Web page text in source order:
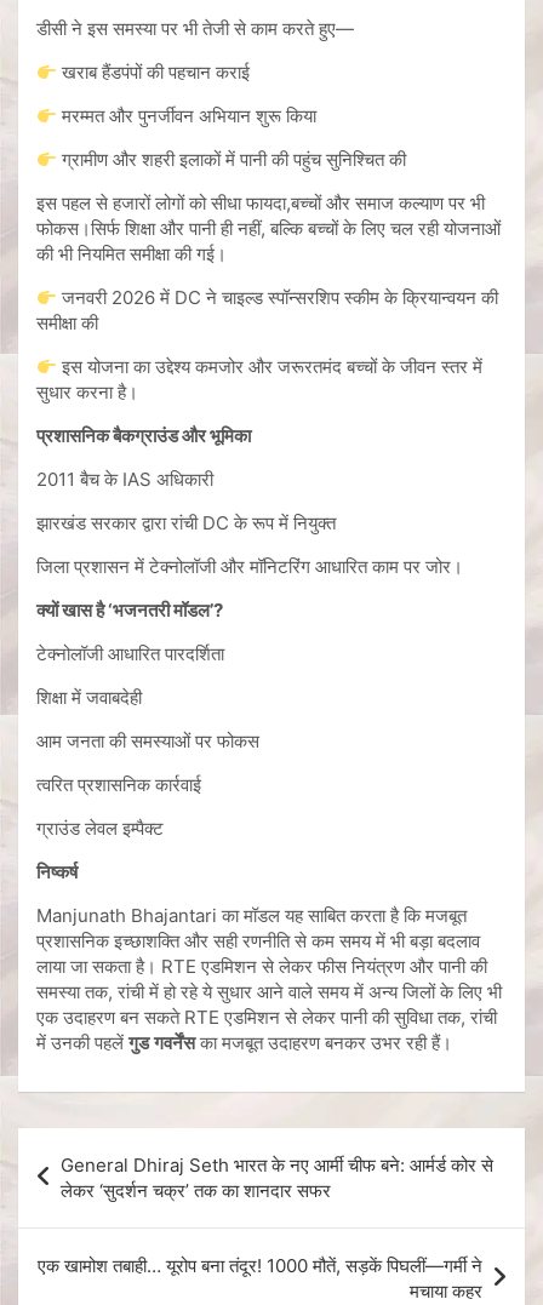
डीसी ने इस समस्या पर भी तेजी से काम करते हुए—
खराब हैंडपंपों की पहचान कराई
मरम्मत और पुनर्जीवन अभियान शुरू किया
ग्रामीण और शहरी इलाकों में पानी की पहुंच सुनिश्चित की
इस पहल से हजारों लोगों को सीधा फायदा,बच्चों और समाज कल्याण पर भी
फोकस।सिर्फ शिक्षा और पानी ही नहीं, बल्कि बच्चों के लिए चल रही योजनाओं
की भी नियमित समीक्षा की गई।
जनवरी 2026 में DC ने चाइल्ड स्पॉन्सरशिप स्कीम के क्रियान्वयन की
समीक्षा की
इस योजना का उद्देश्य कमजोर और जरूरतमंद बच्चों के जीवन स्तर में
सुधार करना है।
प्रशासनिक बैकग्राउंड और भूमिका
2011 बैच के IAS अधिकारी
झारखंड सरकार द्वारा रांची DC के रूप में नियुक्त
जिला प्रशासन में टेक्नोलॉजी और मॉनिटरिंग आधारित काम पर जोर।
क्यों खास है ‘भजनतरी मॉडल’?
टेक्नोलॉजी आधारित पारदर्शिता
शिक्षा में जवाबदेही
आम जनता की समस्याओं पर फोकस
त्वरित प्रशासनिक कार्रवाई
ग्राउंड लेवल इम्पैक्ट
निष्कर्ष
Manjunath Bhajantari का मॉडल यह साबित करता है कि मजबूत
प्रशासनिक इच्छाशक्ति और सही रणनीति से कम समय में भी बड़ा बदलाव
लाया जा सकता है। RTE एडमिशन से लेकर फीस नियंत्रण और पानी की
समस्या तक, रांची में हो रहे ये सुधार आने वाले समय में अन्य जिलों के लिए भी
एक उदाहरण बन सकते RTE एडमिशन से लेकर पानी की सुविधा तक, रांची
में उनकी पहलेंगुड गवर्नेंसका मजबूत उदाहरण बनकर उभर रही हैं।
General Dhiraj Seth भारत के नए आर्मी चीफ बने: आर्मर्ड कोर से
लेकर ‘सुदर्शन चक्र’ तक का शानदार सफर
एक खामोश तबाही… यूरोप बना तंदूर! 1000 मौतें, सड़कें पिघलीं—गर्मी ने
मचाया कहर